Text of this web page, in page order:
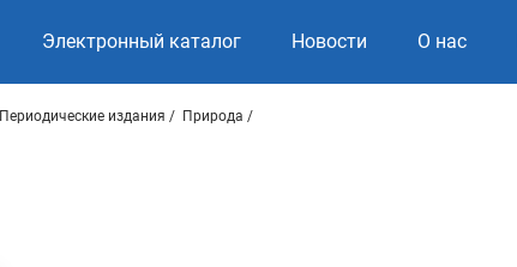
Электронный каталог Новости О нас
Периодические издания Природа